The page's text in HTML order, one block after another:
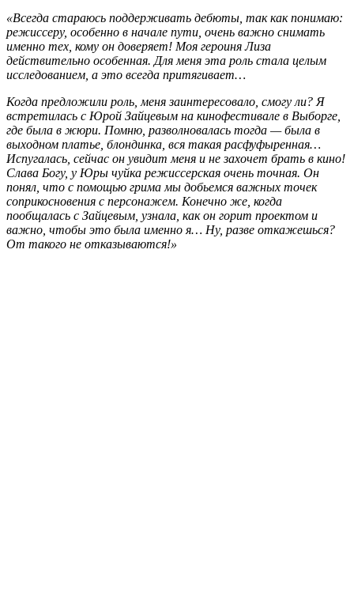
«Всегда стараюсь поддерживать дебюты, так как понимаю:
режиссеру, особенно в начале пути, очень важно снимать
именно тех, кому он доверяет! Моя героиня Лиза
действительно особенная. Для меня эта роль стала целым
исследованием, а это всегда притягивает…
Когда предложили роль, меня заинтересовало, смогу ли? Я
встретилась с Юрой Зайцевым на кинофестивале в Выборге,
где была в жюри. Помню, разволновалась тогда — была в
выходном платье, блондинка, вся такая расфуфыренная…
Испугалась, сейчас он увидит меня и не захочет брать в кино!
Слава Богу, у Юры чуйка режиссерская очень точная. Он
понял, что с помощью грима мы добьемся важных точек
соприкосновения с персонажем. Конечно же, когда
пообщалась с Зайцевым, узнала, как он горит проектом и
важно, чтобы это была именно я… Ну, разве откажешься?
От такого не отказываются!»